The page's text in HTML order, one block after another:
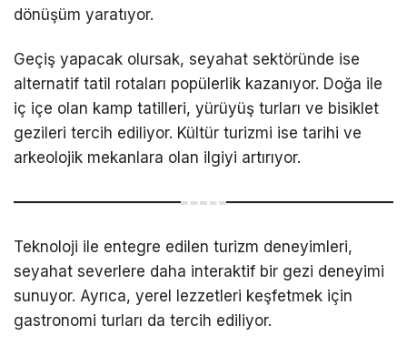
dönüşüm yaratıyor.
Geçiş yapacak olursak, seyahat sektöründe ise
alternatif tatil rotaları popülerlik kazanıyor. Doğa ile
iç içe olan kamp tatilleri, yürüyüş turları ve bisiklet
gezileri tercih ediliyor. Kültür turizmi ise tarihi ve
arkeolojik mekanlara olan ilgiyi artırıyor.
Teknoloji ile entegre edilen turizm deneyimleri,
seyahat severlere daha interaktif bir gezi deneyimi
sunuyor. Ayrıca, yerel lezzetleri keşfetmek için
gastronomi turları da tercih ediliyor.